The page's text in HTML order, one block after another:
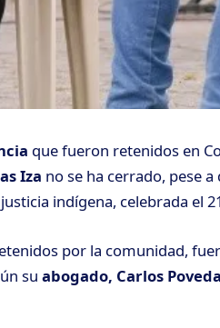
que fueron retenidos en
Iza no se ha cerrado, pese
indígena, celebrada el
por la comunidad,
su abogado, Carlos Poveda